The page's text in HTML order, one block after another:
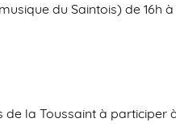
du Saintois) de 16h à
la Toussaint à